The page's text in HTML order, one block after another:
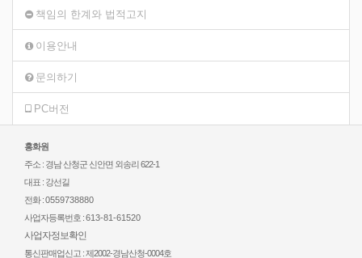
책임의 한계와 법적고지
이용안내
문의하기
PC버전
홍화원
주소 : 경남 산청군 신안면 외송리 622-1
대표 : 강선길
전화 :0559738880
사업자등록번호 :613-81-61520
사업자정보확인
통신판매업신고 : 제2002-경남산청-0004호